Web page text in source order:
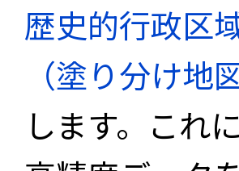
歴史的行政区
（塗り分け地図
します。これ